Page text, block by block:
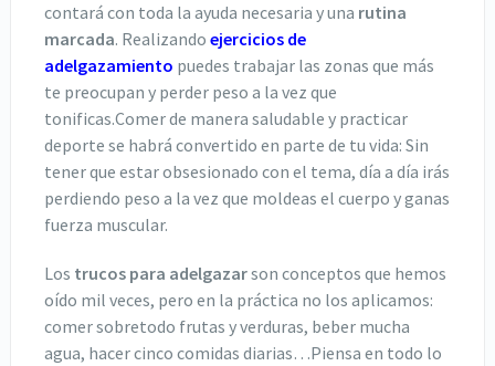
contará con toda la ayuda necesaria y una rutina
marcada. Realizando ejercicios de
adelgazamiento puedes trabajar las zonas que más
te preocupan y perder peso a la vez que
tonificas.Comer de manera saludable y practicar
deporte se habrá convertido en parte de tu vida: Sin
tener que estar obsesionado con el tema, día a día irás
perdiendo peso a la vez que moldeas el cuerpo y ganas
fuerza muscular.
Los trucos para adelgazarson conceptos que hemos
oído mil veces, pero en la práctica no los aplicamos:
comer sobretodo frutas y verduras, beber mucha
agua, hacer cinco comidas diarias…Piensa en todo lo